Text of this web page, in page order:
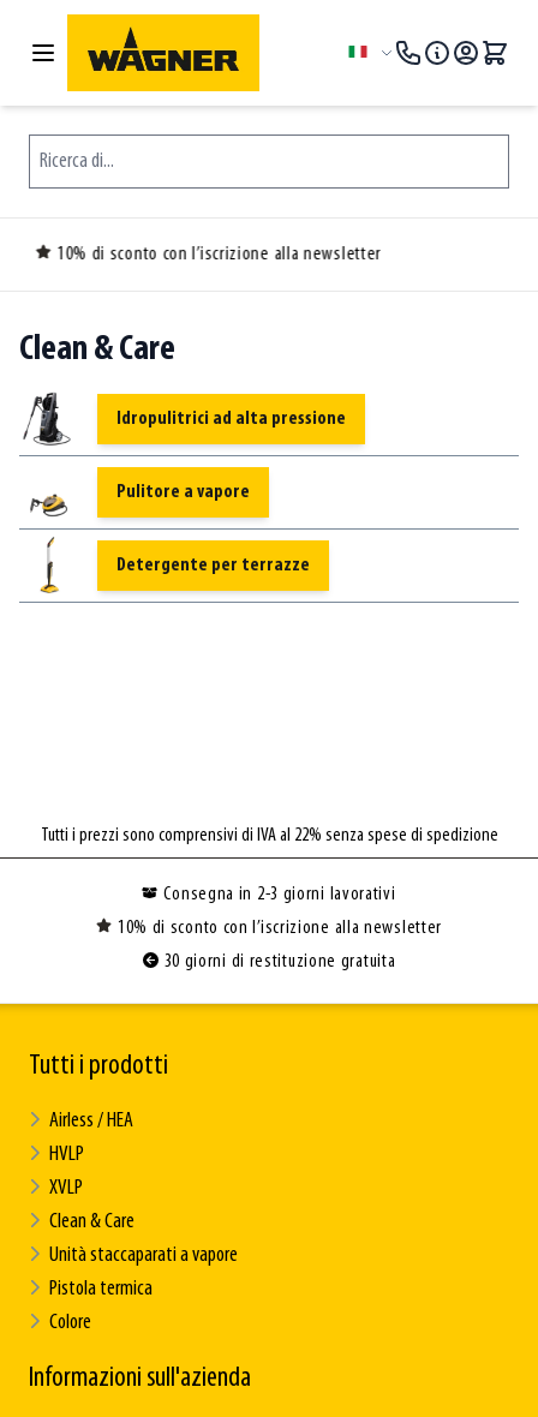
Salta al contenuto
Lingua
Ricerca di...
l’iscrizione alla newsletter
Clean & Care
Idropulitrici ad alta pressione
Pulitore a vapore
Detergente per terrazze
Tutti i prezzi sono comprensivi di IVA al 22% senza spese di spedizione
Consegna in 2-3 giorni lavorativi
10% di sconto con l’iscrizione alla newsletter
30 giorni di restituzione gratuita
Tutti i prodotti
Airless / HEA
HVLP
XVLP
Clean & Care
Unità staccaparati a vapore
Pistola termica
Colore
Informazioni sull'azienda